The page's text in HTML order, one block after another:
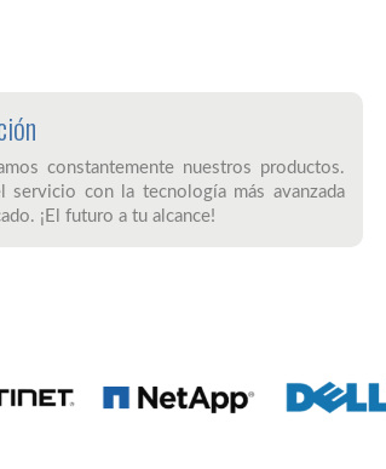
constantemente nuestros productos.
servicio con la tecnología más avanzada
¡El futuro a tu alcance!